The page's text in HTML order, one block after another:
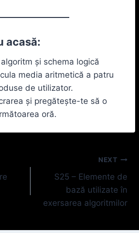
acasă:
și schema logică
media aritmetică a patru
de utilizator.
și pregătește-te să o
oră.
NEXT
S25 – Elemente de
bază utilizate în
exersarea algoritmilor